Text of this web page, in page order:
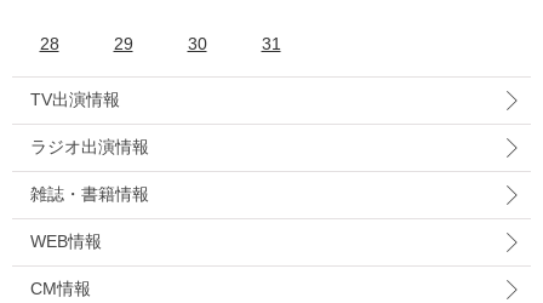
28 29 30 31
TV出演情報
ラジオ出演情報
雑誌・書籍情報
WEB情報
CM情報